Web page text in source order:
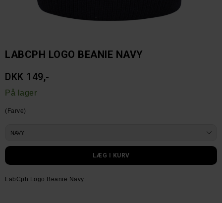
LABCPH LOGO BEANIE NAVY
DKK 149,-
På lager
(Farve)
LabCph Logo Beanie Navy